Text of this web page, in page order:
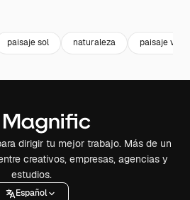
paisaje sol naturaleza paisaje
dirigir tu mejor trabajo. Más de un
creativos, empresas, agencias y
estudios.
Español